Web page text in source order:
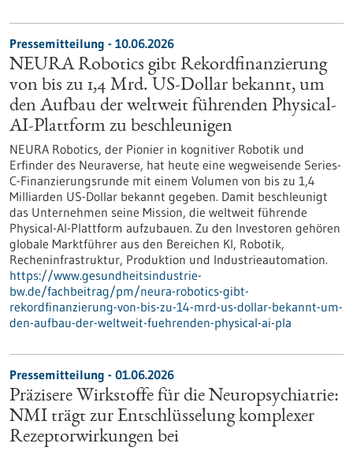
Pressemitteilung - 10.06.2026
NEURA Robotics gibt Rekordfinanzierung
von bis zu 1,4 Mrd. US-Dollar bekannt, um
den Aufbau der weltweit führenden Physical-
AI-Plattform zu beschleunigen
NEURA Robotics, der Pionier in kognitiver Robotik und
Erfinder des Neuraverse, hat heute eine wegweisende Series-
C-Finanzierungsrunde mit einem Volumen von bis zu 1,4
Milliarden US-Dollar bekannt gegeben. Damit beschleunigt
das Unternehmen seine Mission, die weltweit führende
Physical-AI-Plattform aufzubauen. Zu den Investoren gehören
globale Marktführer aus den Bereichen KI, Robotik,
Recheninfrastruktur, Produktion und Industrieautomation.
https://www.gesundheitsindustrie-
bw.de/fachbeitrag/pm/neura-robotics-gibt-
rekordfinanzierung-von-bis-zu-14-mrd-us-dollar-bekannt-um-
den-aufbau-der-weltweit-fuehrenden-physical-ai-pla
Pressemitteilung - 01.06.2026
Präzisere Wirkstoffe für die Neuropsychiatrie:
NMI trägt zur Entschlüsselung komplexer
Rezeptorwirkungen bei